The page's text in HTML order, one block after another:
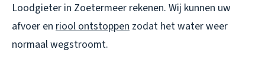
Loodgieter in Zoetermeer rekenen. Wij kunnen uw
afvoer en riool ontstoppen zodat het water weer
normaal wegstroomt.